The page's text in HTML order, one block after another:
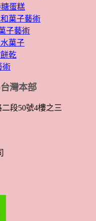
糖蛋糕
和菓子藝術
子藝術
菓子
乾
術
灣本部
段50號4樓之三